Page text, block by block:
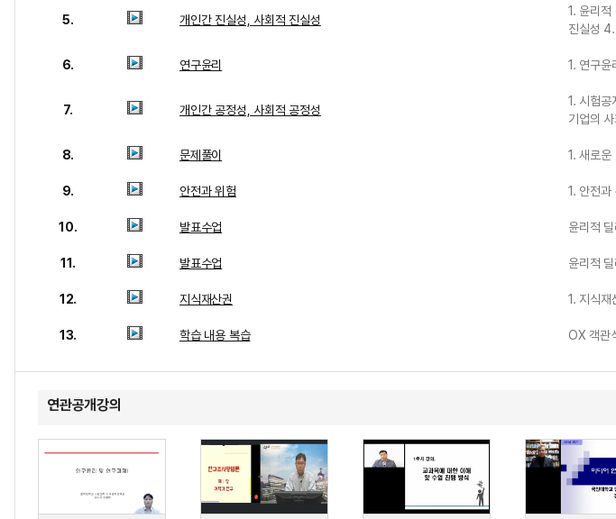
5. 개인간 진실성, 사회적 진실성
1. 윤리
진실성
6. 연구윤리 1. 연구
7. 개인간 공정성, 사회적 공정성
1. 시험공
기업의
8. 문제풀이 1. 새로운
9. 안전과 위험 1. 안전과
10. 발표수업 윤리적
11. 발표수업 윤리적
12. 지식재산권 1. 지식
13. 학습 내용 복습 OX 객관
연관공개강의